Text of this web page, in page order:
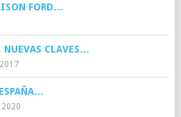
FORD…
CLAVES…
2020